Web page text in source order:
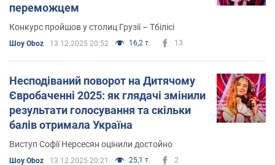
переможцем
Конкурс пройшов у столиц Грузії – Тбілісі
Шоу Oboz 13.12.2025 20:52 16,2 т. 13
Несподіваний поворот на Дитячому
Євробаченні 2025: як глядачі змінили
результати голосування та скільки
балів отримала Україна
Виступ Софії Нерсесян оцінили достойно
Шоу Oboz 13.12.2025 20:21 25,1 т. 2